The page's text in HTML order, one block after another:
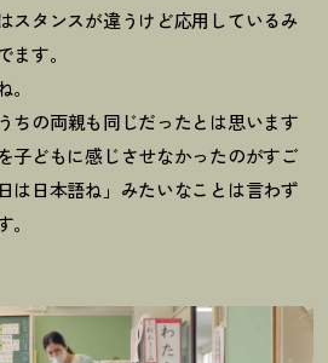
スタンスが違うけど応用しているみ
す。
の両親も同じだったとは思います
子どもに感じさせなかったのがすご
は日本語ね」みたいなことは言わず